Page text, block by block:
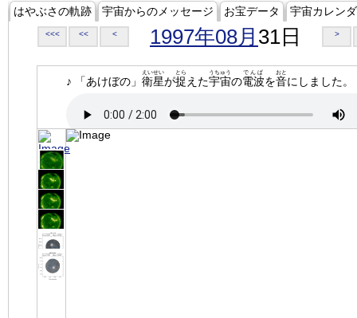
はやぶさの軌跡 宇宙からのメッセージ お宝データ 宇宙カレン
<<< << < 1997年08月 31日 >
♪ 「あけぼの」 衛星
えいせい
が捉
とら
えた宇宙
うちゅう
の電波
でんぱ
を音
おと
にしました。